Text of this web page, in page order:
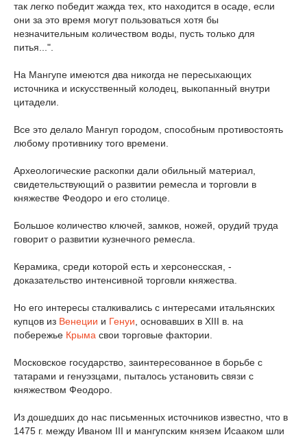
так легко победит жажда тех, кто находится в осаде, если
они за это время могут пользоваться хотя бы
незначительным количеством воды, пусть только для
питья...".
На Мангупе имеются два никогда не пересыхающих
источника и искусственный колодец, выкопанный внутри
цитадели.
Все это делало Мангуп городом, способным противостоять
любому противнику того времени.
Археологические раскопки дали обильный материал,
свидетельствующий о развитии ремесла и торговли в
княжестве Феодоро и его столице.
Большое количество ключей, замков, ножей, орудий труда
говорит о развитии кузнечного ремесла.
Керамика, среди которой есть и херсонесская, -
доказательство интенсивной торговли княжества.
Но его интересы сталкивались с интересами итальянских
купцов из Венеции и Генуи , основавших в XIII в. на
побережье Крыма свои торговые фактории.
Московское государство, заинтересованное в борьбе с
татарами и генуэзцами, пыталось установить связи с
княжеством Феодоро.
Из дошедших до нас письменных источников известно, что в
1475 г. между Иваном III и мангупским князем Исааком шли